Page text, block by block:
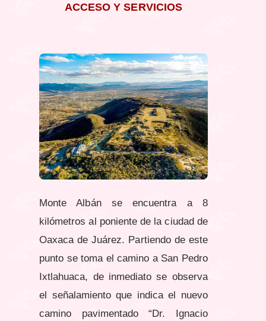
ACCESO Y SERVICIOS
Monte Albán se encuentra a 8
kilómetros al poniente de la ciudad de
Oaxaca de Juárez. Partiendo de este
punto se toma el camino a San Pedro
Ixtlahuaca, de inmediato se observa
el señalamiento que indica el nuevo
camino pavimentado “Dr. Ignacio